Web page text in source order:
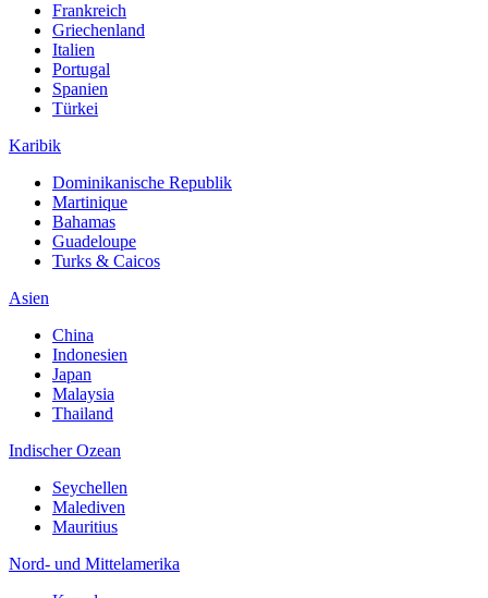
Frankreich
Griechenland
Italien
Portugal
Spanien
Türkei
Karibik
Dominikanische Republik
Martinique
Bahamas
Guadeloupe
Turks & Caicos
Asien
China
Indonesien
Japan
Malaysia
Thailand
Indischer Ozean
Seychellen
Malediven
Mauritius
Nord- und Mittelamerika